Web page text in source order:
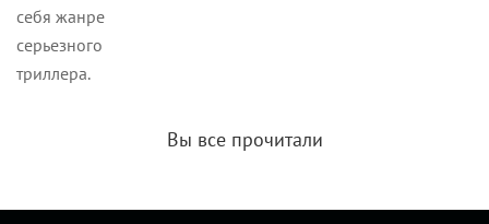
себя жанре
серьезного
триллера.
Вы все прочитали